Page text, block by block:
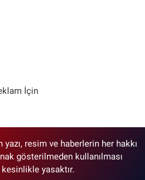
İçin
resim ve haberlerin her hakkı
gösterilmeden kullanılması
kesinlikle yasaktır.